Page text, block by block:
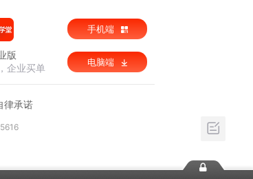
版
企业买单
手机端
电脑端
律承诺